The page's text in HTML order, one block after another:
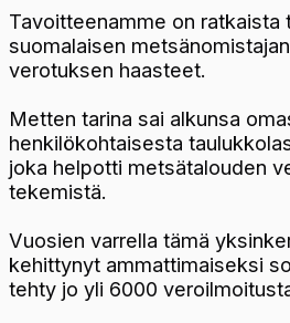
Tavoitteenamme on ratkaista
suomalaisen
verotuksen haasteet.
Metten tarina sai alkunsa
henkilökohtaisesta
joka helpotti metsätalouden
tekemistä.
Vuosien varrella tämä
kehittynyt ammattimaiseksi
tehty jo yli 6000